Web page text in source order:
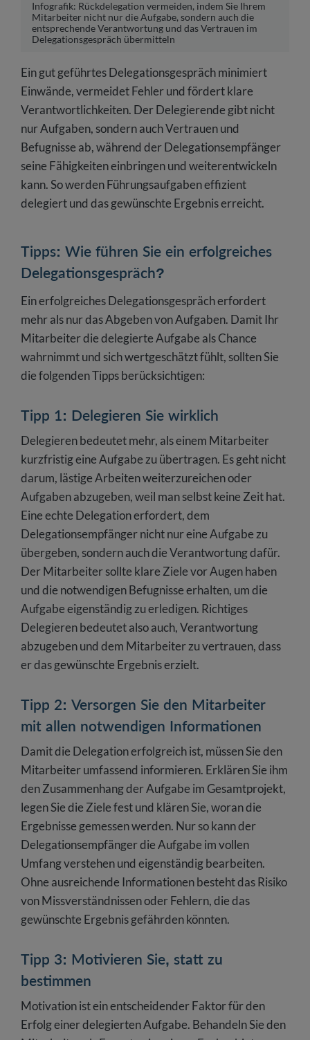
Infografik: Rückdelegation vermeiden, indem Sie Ihrem
Mitarbeiter nicht nur die Aufgabe, sondern auch die
entsprechende Verantwortung und das Vertrauen im
Delegationsgespräch übermitteln
Ein gut geführtes Delegationsgespräch minimiert
Einwände, vermeidet Fehler und fördert klare
Verantwortlichkeiten. Der Delegierende gibt nicht
nur Aufgaben, sondern auch Vertrauen und
Befugnisse ab, während der Delegationsempfänger
seine Fähigkeiten einbringen und weiterentwickeln
kann. So werden Führungsaufgaben effizient
delegiert und das gewünschte Ergebnis erreicht.
Tipps: Wie führen Sie ein erfolgreiches
Delegationsgespräch?
Ein erfolgreiches Delegationsgespräch erfordert
mehr als nur das Abgeben von Aufgaben. Damit Ihr
Mitarbeiter die delegierte Aufgabe als Chance
wahrnimmt und sich wertgeschätzt fühlt, sollten Sie
die folgenden Tipps berücksichtigen:
Tipp 1: Delegieren Sie wirklich
Delegieren bedeutet mehr, als einem Mitarbeiter
kurzfristig eine Aufgabe zu übertragen. Es geht nicht
darum, lästige Arbeiten weiterzureichen oder
Aufgaben abzugeben, weil man selbst keine Zeit hat.
Eine echte Delegation erfordert, dem
Delegationsempfänger nicht nur eine Aufgabe zu
übergeben, sondern auch die Verantwortung dafür.
Der Mitarbeiter sollte klare Ziele vor Augen haben
und die notwendigen Befugnisse erhalten, um die
Aufgabe eigenständig zu erledigen. Richtiges
Delegieren bedeutet also auch, Verantwortung
abzugeben und dem Mitarbeiter zu vertrauen, dass
er das gewünschte Ergebnis erzielt.
Tipp 2: Versorgen Sie den Mitarbeiter
mit allen notwendigen Informationen
Damit die Delegation erfolgreich ist, müssen Sie den
Mitarbeiter umfassend informieren. Erklären Sie ihm
den Zusammenhang der Aufgabe im Gesamtprojekt,
legen Sie die Ziele fest und klären Sie, woran die
Ergebnisse gemessen werden. Nur so kann der
Delegationsempfänger die Aufgabe im vollen
Umfang verstehen und eigenständig bearbeiten.
Ohne ausreichende Informationen besteht das Risiko
von Missverständnissen oder Fehlern, die das
gewünschte Ergebnis gefährden könnten.
Tipp 3: Motivieren Sie, statt zu
bestimmen
Motivation ist ein entscheidender Faktor für den
Erfolg einer delegierten Aufgabe. Behandeln Sie den